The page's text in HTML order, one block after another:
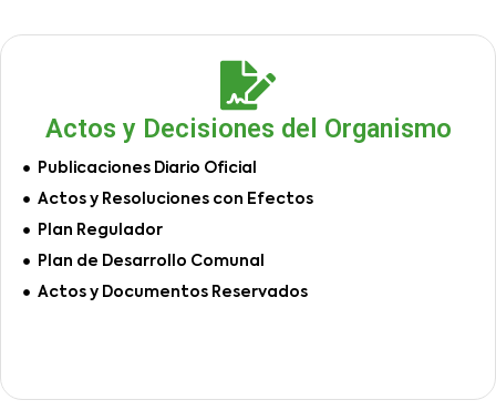
Actos y Decisiones del Organismo
Publicaciones Diario Oficial
Actos y Resoluciones con Efectos
Plan Regulador
Plan de Desarrollo Comunal
Actos y Documentos Reservados